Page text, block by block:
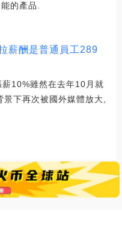
的產品.
薪酬是普通員工289
10%雖然在去年10月就
下再次被國外媒體放大,